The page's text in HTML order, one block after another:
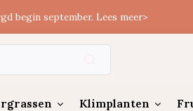
begin september. Lees meer>
Klimplanten